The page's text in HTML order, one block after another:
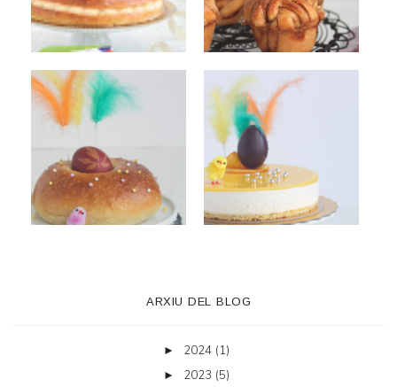
ARXIU DEL BLOG
► 2024 (1)
► 2023 (5)